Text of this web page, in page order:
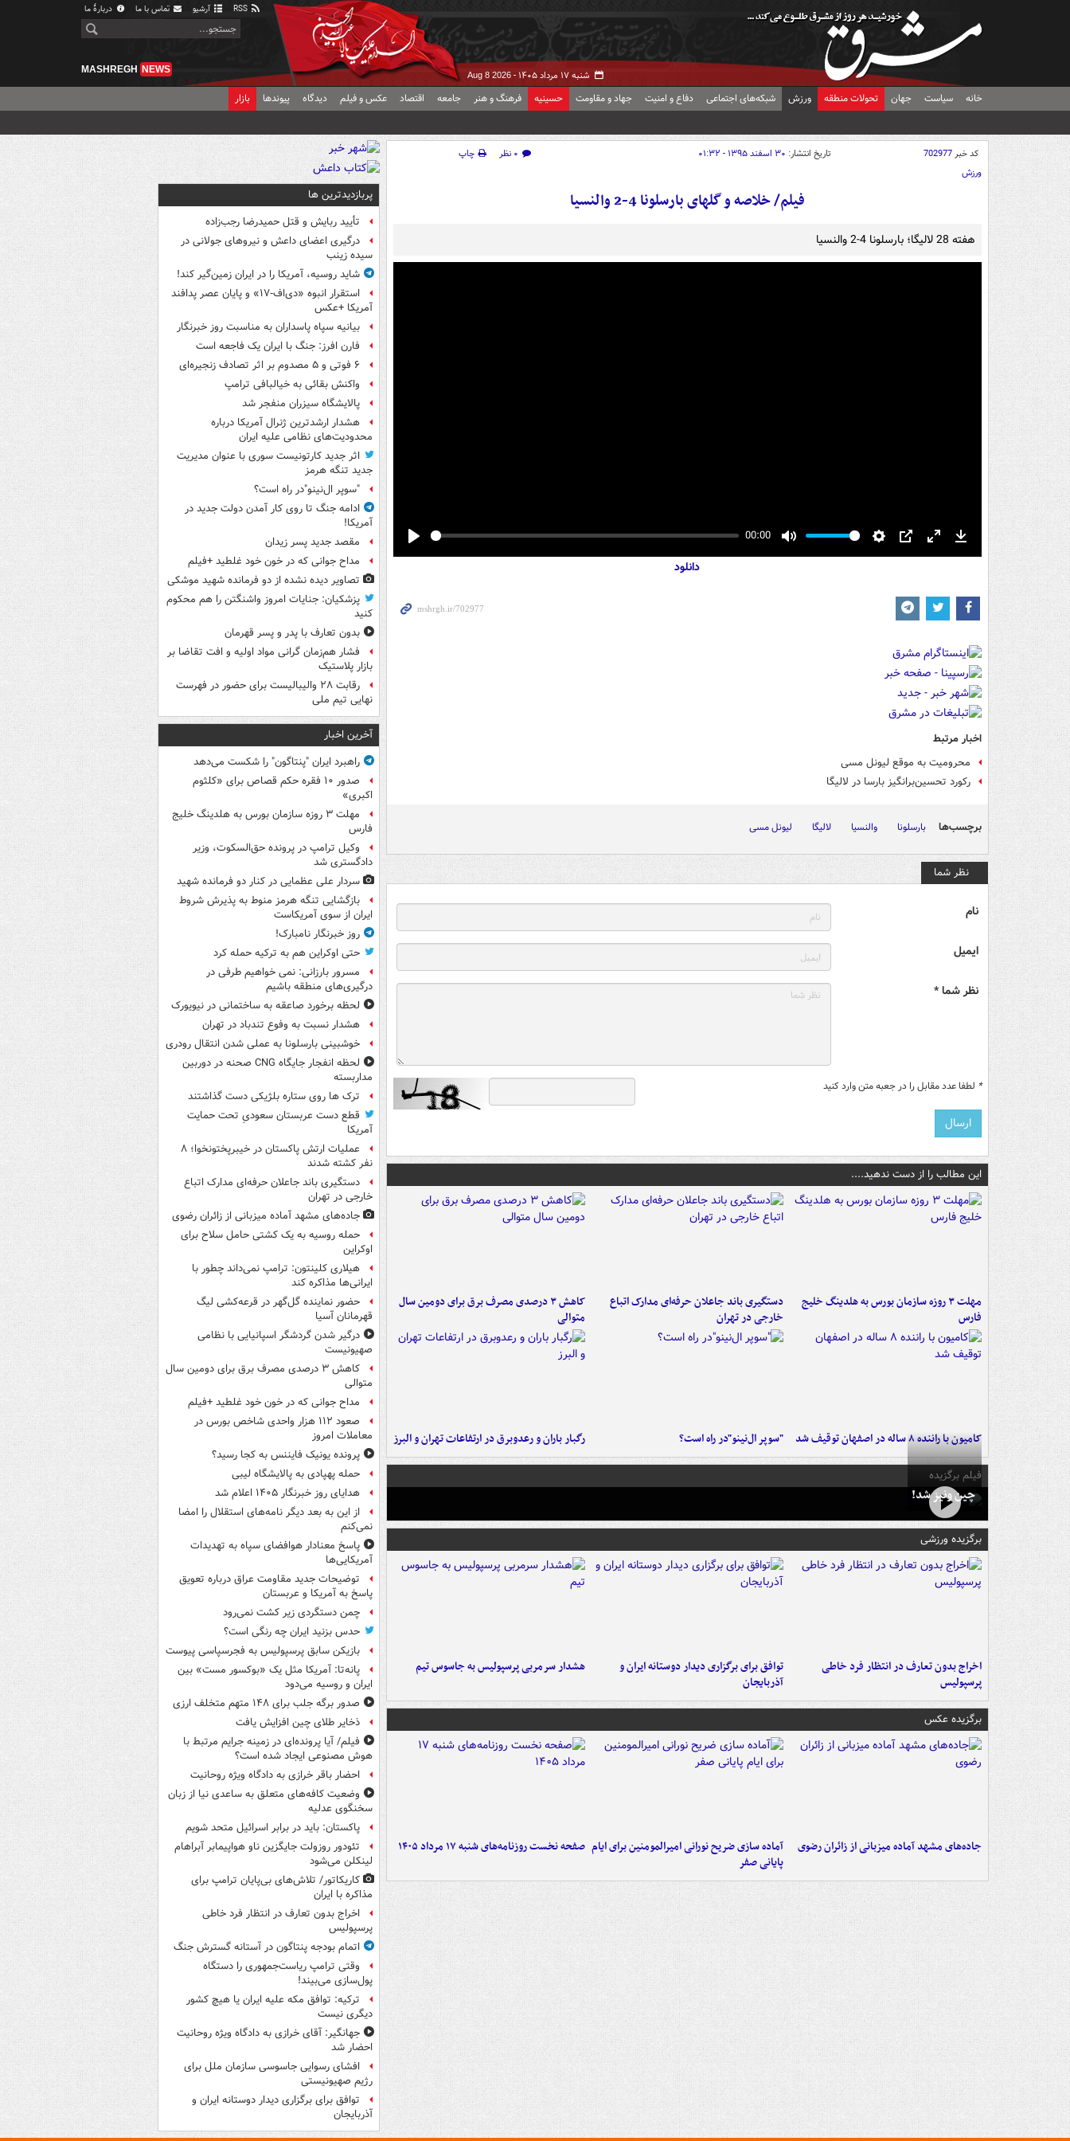
آرشیو تماس با ما دربارهٔ ما
شنبه ۱۷ مرداد ۱۴۰۵ - Aug 8 2026
MASHREGH NEWS
خانه سیاست جهان تحولات منطقه ورزش شبکه‌های اجتماعی دفاع و امنیت جهاد و مقاومت حسینیه فرهنگ و هنر جامعه اقتصاد عکس و فیلم دیدگاه پیوندها بازار
کد خبر702977 تاریخ انتشار: ۳۰ اسفند ۱۳۹۵ - ۰۱:۳۲ ۰ نظر
چاپ
ورزش
فیلم/ خلاصه و گلهای بارسلونا 4-2 والنسیا
هفته 28 لالیگا؛ بارسلونا 4-2 والنسیا
00:00
دانلود
اخبار مرتبط
محرومیت به موقع لیونل مسی
رکورد تحسین‌برانگیز بارسا در لالیگا
برچسب‌ها بارسلونا والنسیا لالیگا لیونل مسی
نظر شما
نام
ایمیل
نظر شما *
* لطفا عدد مقابل را در جعبه متن وارد کنید
این مطالب را از دست ندهید....
مهلت ۳ روزه سازمان بورس به هلدینگ خلیج
فارس
دستگیری باند جاعلان حرفه‌ای مدارک اتباع
خارجی در تهران
کاهش ۳ درصدی مصرف برق برای دومین سال
متوالی
کامیون با راننده ۸ ساله در اصفهان توقیف شد "سوپر ال‌نینو"در راه است؟ رگبار باران و رعدوبرق در ارتفاعات تهران و البرز
فیلم برگزیده
چین ونیز شد!
برگزیده ورزشی
اخراج بدون تعارف در انتظار فرد خاطی
پرسپولیس
توافق برای برگزاری دیدار دوستانه ایران و
آذربایجان
هشدار سرمربی پرسپولیس به جاسوس تیم
برگزیده عکس
جاده‌های مشهد آماده میزبانی از زائران رضوی
آماده سازی ضریح نورانی امیرالمومنین برای ایام
پایانی صفر
صفحه نخست روزنامه‌های شنبه ۱۷ مرداد ۱۴۰۵
پربازدیدترین ها
تأیید ربایش و قتل حمیدرضا رجب‌زاده
درگیری اعضای داعش و نیروهای جولانی در
سیده زینب
شاید روسیه، آمریکا را در ایران زمین‌گیر کند!
استقرار انبوه «دی‌اف‑۱۷» و پایان عصر پدافند
آمریکا +عکس
بیانیه سپاه پاسداران به مناسبت روز خبرنگار
فارن افرز: جنگ با ایران یک فاجعه است
۶ فوتی و ۵ مصدوم بر اثر تصادف زنجیره‌ای
واکنش بقائی به خیالبافی ترامپ
پالایشگاه سیزران منفجر شد
هشدار ارشدترین ژنرال آمریکا درباره
محدودیت‌های نظامی علیه ایران
اثر جدید کارتونیست سوری با عنوان مدیریت
جدید تنگه هرمز
"سوپر ال‌نینو"در راه است؟
ادامه جنگ تا روی کار آمدن دولت جدید در
آمریکا!
مقصد جدید پسر زیدان
مداح جوانی که در خون خود غلطید +فیلم
تصاویر دیده‌ نشده از دو فرمانده شهید موشکی
پزشکیان: جنایات امروز واشنگتن را هم محکوم
کنید
بدون تعارف با پدر و پسر قهرمان
فشار هم‌زمان گرانی مواد اولیه و افت تقاضا بر
بازار پلاستیک
رقابت ۲۸ والیبالیست برای حضور در فهرست
نهایی تیم ملی
آخرین اخبار
راهبرد ایران "پنتاگون" را شکست می‌دهد
صدور ۱۰ فقره حکم قصاص برای «کلثوم
اکبری»
مهلت ۳ روزه سازمان بورس به هلدینگ خلیج
فارس
وکیل ترامپ در پرونده حق‌السکوت، وزیر
دادگستری شد
سردار علی عظمایی در کنار دو فرمانده شهید
بازگشایی تنگه هرمز منوط به پذیرش شروط
ایران از سوی آمریکاست
روز خبرنگار نامبارک!
حتی اوکراین هم به ترکیه حمله کرد
مسرور بارزانی: نمی خواهیم طرفی در
درگیری‌های منطقه باشیم
لحظه برخورد صاعقه به ساختمانی در نیویورک
هشدار نسبت به وفوع تندباد در تهران
خوشبینی بارسلونا به عملی شدن انتقال رودری
لحظه انفجار جایگاه CNG صحنه در دوربین
مداربسته
ترک ها روی ستاره بلژیکی دست گذاشتند
قطع دست عربستان سعودیِ تحت حمایت
آمریکا
عملیات ارتش پاکستان در خیبرپختونخوا؛ ۸
نفر کشته شدند
دستگیری باند جاعلان حرفه‌ای مدارک اتباع
خارجی در تهران
جاده‌های مشهد آماده میزبانی از زائران رضوی
حمله روسیه به یک کشتی حامل سلاح برای
اوکراین
هیلاری کلینتون: ترامپ نمی‌داند چطور با
ایرانی‌ها مذاکره کند
حضور نماینده گل‌گهر در قرعه‌کشی لیگ
قهرمانان آسیا
درگیر شدن گردشگر اسپانیایی با نظامی
صهیونیست
کاهش ۳ درصدی مصرف برق برای دومین سال
متوالی
مداح جوانی که در خون خود غلطید +فیلم
صعود ۱۱۲ هزار واحدی شاخص بورس در
معاملات امروز
پرونده یونیک فایننس به کجا رسید؟
حمله پهپادی به پالایشگاه لیبی
هدایای روز خبرنگار ۱۴۰۵ اعلام شد
از این به بعد دیگر نامه‌های استقلال را امضا
نمی‌کنم
پاسخ معنادار هوافضای سپاه به تهدیدات
آمریکایی‌ها
توضیحات جدید مقاومت عراق درباره تعویق
پاسخ به آمریکا و عربستان
چمن دستگردی زیر کشت نمی‌رود
حدس بزنید ایران چه رنگی است؟
بازیکن سابق پرسپولیس به فجرسپاسی پیوست
پانه‌تا: آمریکا مثل یک «بوکسور مست» بین
ایران و روسیه می‌دود
صدور برگه جلب برای ۱۴۸ متهم متخلف ارزی
ذخایر طلای چین افزایش یافت
فیلم/ آیا پرونده‌ای در زمینه جرایم مرتبط با
هوش مصنوعی ایجاد شده است؟
احضار باقر خرازی به دادگاه ویژه روحانیت
وضعیت کافه‌های متعلق به ساعدی نیا از زبان
سخنگوی عدلیه
پاکستان: باید در برابر اسرائیل متحد شویم
تئودور روزولت جایگزین ناو هواپیمابر آبراهام
لینکلن می‌شود
کاریکاتور/ تلاش‌های بی‌پایان ترامپ برای
مذاکره با ایران
اخراج بدون تعارف در انتظار فرد خاطی
پرسپولیس
اتمام بودجه پنتاگون در آستانه گسترش جنگ
وقتی ترامپ ریاست‌جمهوری را دستگاه
پول‌سازی می‌بیند!
ترکیه: توافق مکه علیه ایران یا هیچ کشور
دیگری نیست
جهانگیر: آقای خرازی به دادگاه ویژه روحانیت
احضار شد
افشای رسوایی جاسوسی سازمان ملل برای
رژیم صهیونیستی
توافق برای برگزاری دیدار دوستانه ایران و
آذربایجان